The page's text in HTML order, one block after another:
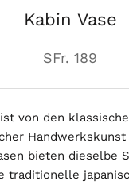
Kabin Vase
SFr. 189
ist von den
bieten dieselbe
traditionelle